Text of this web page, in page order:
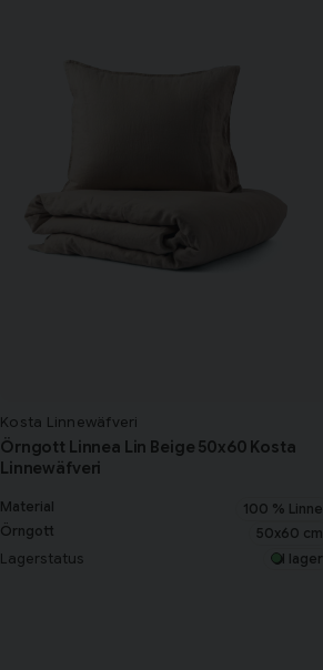
Kosta Linnewäfveri
Örngott Linnea Lin Beige 50x60 Kosta
Linnewäfveri
Material
100 % Linne
Örngott
50x60 cm
Lagerstatus I lager